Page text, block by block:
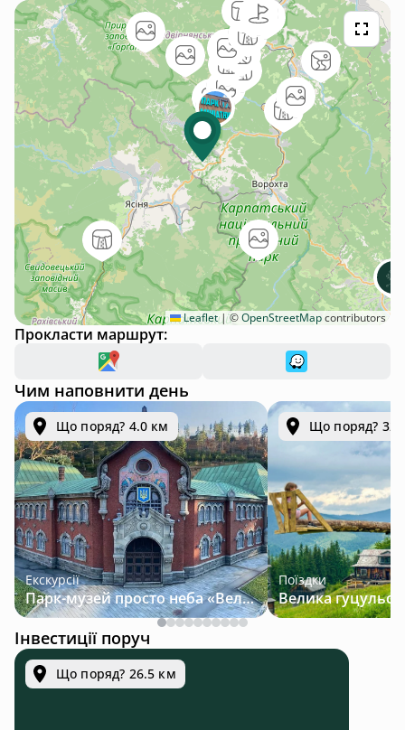
Leaflet |©OpenStreetMapcontributors
Прокласти маршрут:
Чим наповнити день
Що поряд? 4.0 км
Екскурсії
Парк-музей просто неба «Велична Україна»
Що поряд?
Поїздки
Інвестиції поруч
Що поряд? 26.5 км